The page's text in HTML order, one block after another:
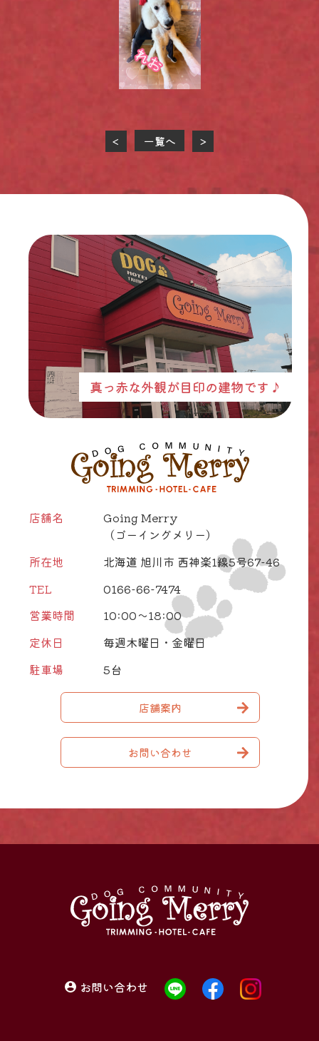
< 一覧へ >
真っ赤な外観が目印の建物です♪
店舗名
Going Merry
（ゴーイングメリー）
所在地
北海道 旭川市 西神楽1線5号67-46
TEL
0166-66-7474
営業時間
10:00～18:00
定休日
毎週木曜日・金曜日
駐車場
5台
店舗案内
お問い合わせ
お問い合わせ